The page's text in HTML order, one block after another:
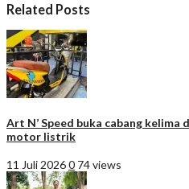
Related Posts
Art N’ Speed buka cabang kelima
motor listrik
11 Juli 20260 74 views